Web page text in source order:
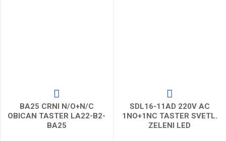
BA25 CRNI N/O+N/C
OBICAN TASTER LA22-B2-
BA25
SDL16-11AD 220V AC
1NO+1NC TASTER SVETL.
ZELENI LED